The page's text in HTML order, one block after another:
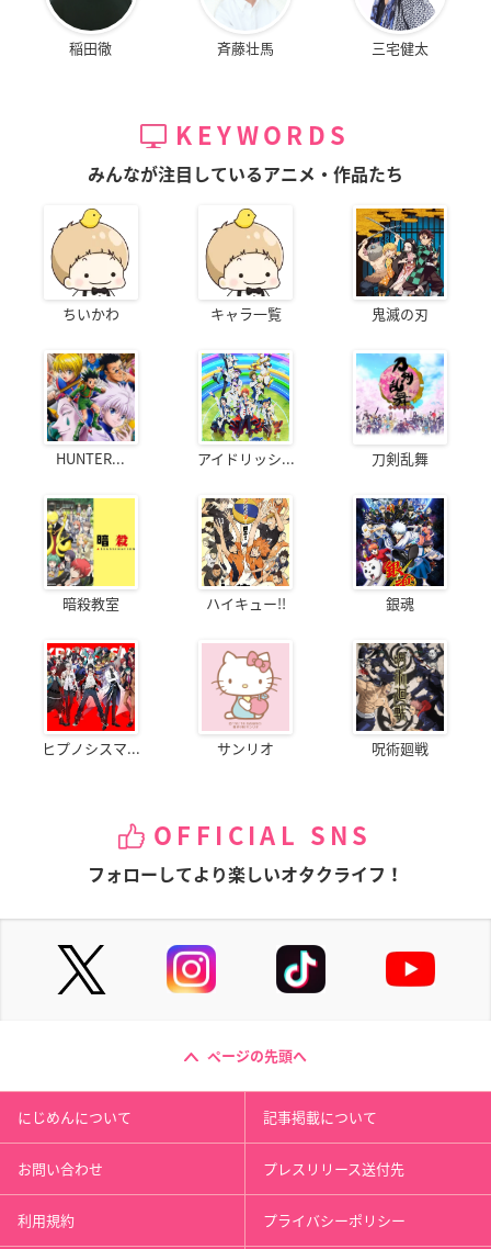
稲田徹 斉藤壮馬 三宅健太
KEYWORDS
みんなが注目しているアニメ・作品たち
ちいかわ キャラ一覧 鬼滅の刃
HUNTER... アイドリッシ... 刀剣乱舞
暗殺教室 ハイキュー!! 銀魂
ヒプノシスマ... サンリオ 呪術廻戦
OFFICIAL SNS
フォローしてより楽しいオタクライフ！
ページの先頭へ
にじめんについて 記事掲載について
お問い合わせ プレスリリース送付先
利用規約 プライバシーポリシー